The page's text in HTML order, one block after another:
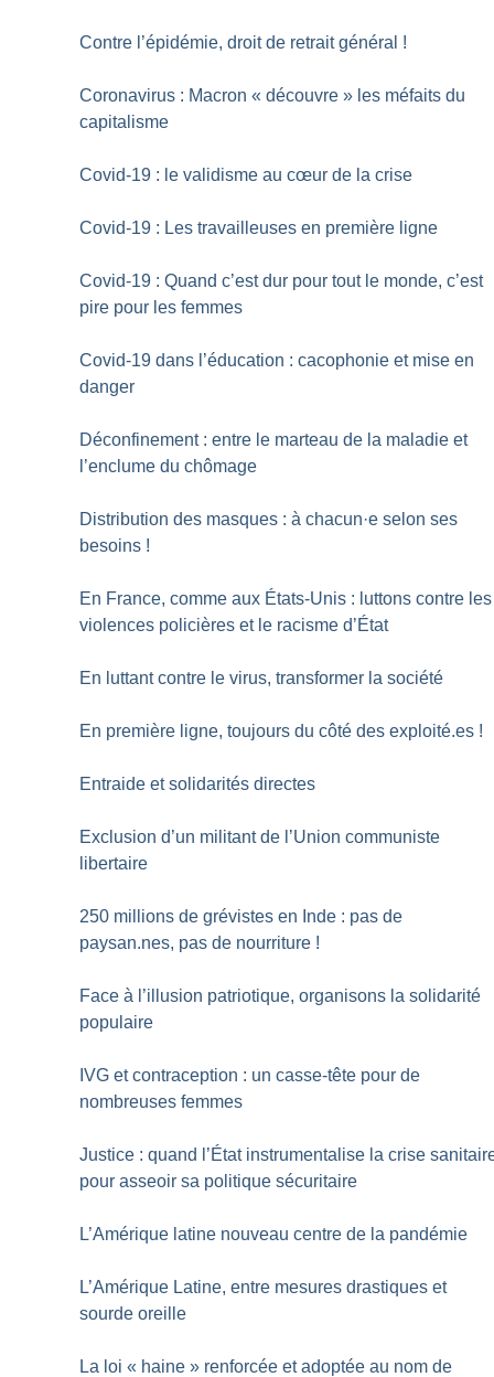
Contre l’épidémie, droit de retrait général !
Coronavirus : Macron « découvre » les méfaits du
capitalisme
Covid-19 : le validisme au cœur de la crise
Covid-19 : Les travailleuses en première ligne
Covid-19 : Quand c’est dur pour tout le monde, c’est
pire pour les femmes
Covid-19 dans l’éducation : cacophonie et mise en
danger
Déconfinement : entre le marteau de la maladie et
l’enclume du chômage
Distribution des masques : à chacun·e selon ses
besoins !
En France, comme aux États-Unis : luttons contre les
violences policières et le racisme d’État
En luttant contre le virus, transformer la société
En première ligne, toujours du côté des exploité.es !
Entraide et solidarités directes
Exclusion d’un militant de l’Union communiste
libertaire
250 millions de grévistes en Inde : pas de
paysan.nes, pas de nourriture !
Face à l’illusion patriotique, organisons la solidarité
populaire
IVG et contraception : un casse-tête pour de
nombreuses femmes
Justice : quand l’État instrumentalise la crise
pour asseoir sa politique sécuritaire
L’Amérique latine nouveau centre de la pandémie
L’Amérique Latine, entre mesures drastiques et
sourde oreille
La loi « haine » renforcée et adoptée au nom de